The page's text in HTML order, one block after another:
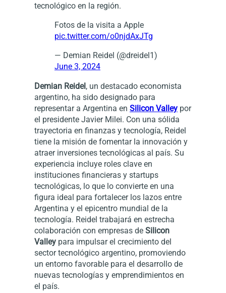
tecnológico en la región.
Fotos de la visita a Apple
pic.twitter.com/o0njdAxJTg
— Demian Reidel (@dreidel1)
June 3, 2024
Demian Reidel, un destacado economista
argentino, ha sido designado para
representar a Argentina en Silicon Valley por
el presidente Javier Milei. Con una sólida
trayectoria en finanzas y tecnología, Reidel
tiene la misión de fomentar la innovación y
atraer inversiones tecnológicas al país. Su
experiencia incluye roles clave en
instituciones financieras y startups
tecnológicas, lo que lo convierte en una
figura ideal para fortalecer los lazos entre
Argentina y el epicentro mundial de la
tecnología. Reidel trabajará en estrecha
colaboración con empresas de Silicon
Valley para impulsar el crecimiento del
sector tecnológico argentino, promoviendo
un entorno favorable para el desarrollo de
nuevas tecnologías y emprendimientos en
el país.